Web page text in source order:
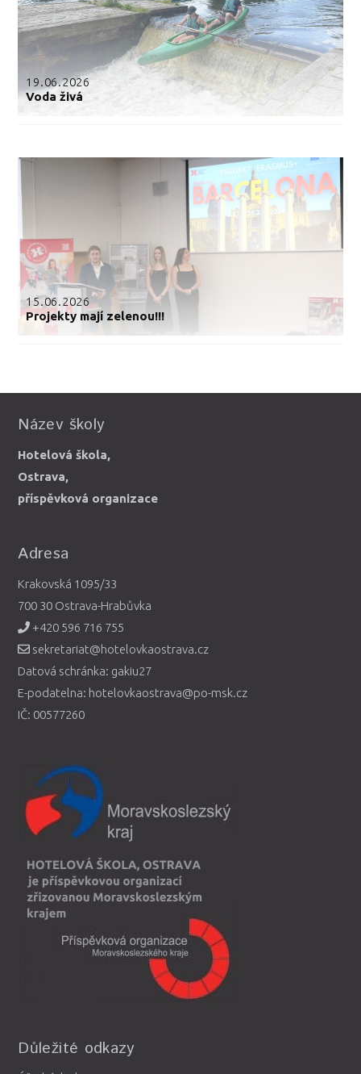
19.06.2026
Voda živá
15.06.2026
Projekty mají zelenou!!!
Název školy
Hotelová škola,
Ostrava,
příspěvková organizace
Adresa
Krakovská 1095/33
700 30 Ostrava-Hrabůvka
+420 596 716 755
sekretariat@hotelovkaostrava.cz
Datová schránka: gakiu27
E-podatelna: hotelovkaostrava@po-msk.cz
IČ: 00577260
Důležité odkazy